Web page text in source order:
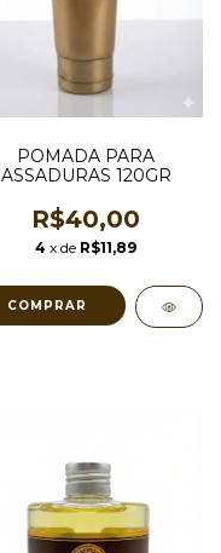
POMADA PARA
ASSADURAS 120GR
R$40,00
4 x de R$11,89